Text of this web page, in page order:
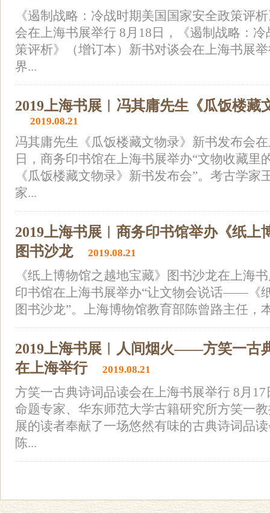
《遏制战略：冷战时期美国国家安全政策评
会在上海书展举行 8月18日，《遏制战略：
策评析》（增订本）新书对谈会在上海书展
界...
2019上海书展︱冯其庸先生《瓜饭楼藏
2019.08.21
冯其庸先生《瓜饭楼藏文物录》新书发布会
日，商务印书馆在上海书展举办“文物收藏
《瓜饭楼藏文物录》新书发布会”。考古学家
家...
2019上海书展︱商务印书馆举办《纸上
图书沙龙
2019.08.21
《纸上博物馆之越地宝藏》图书沙龙在上海
印书馆在上海书展举办“让文物会说话——《
图书沙龙”。上海博物馆教育部陈曾路主任，
2019上海书展︱人间烟火——方笑一古
在上海举行
2019.08.21
方笑一古典诗词品读会在上海书展举行 8月
命题专家、华东师范大学古籍研究所方笑一
展的读者奉献了一场悠然有味的古典诗词品
陈...